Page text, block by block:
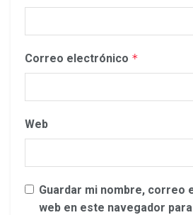
Correo electrónico *
Web
Guardar mi nombre, correo
web en este navegador